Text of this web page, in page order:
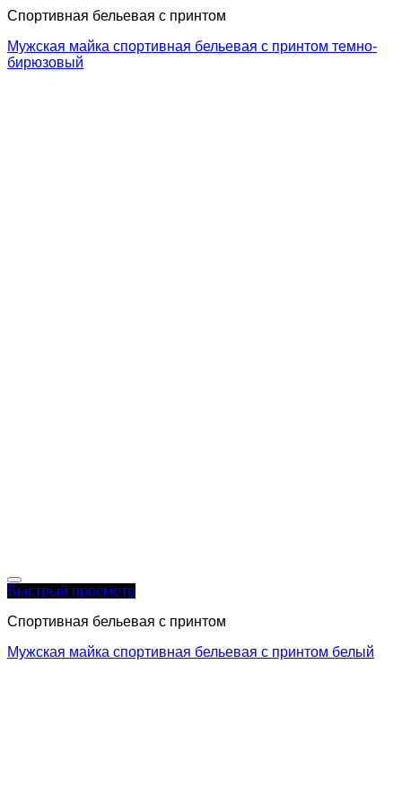
Спортивная бельевая с принтом
Мужская майка спортивная бельевая с принтом темно-
бирюзовый
Быстрый просмотр
Спортивная бельевая с принтом
Мужская майка спортивная бельевая с принтом белый